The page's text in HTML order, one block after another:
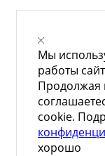
Мы
работы
Продолжая
cookie.
хорошо